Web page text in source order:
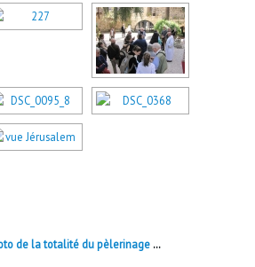
de la totalité du pèlerinage …